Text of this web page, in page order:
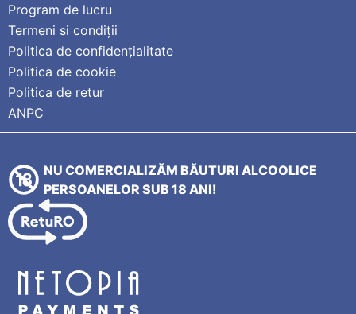
Program de lucru
Termeni si condiții
Politica de confidențialitate
Politica de cookie
Politica de retur
ANPC
NU COMERCIALIZĂM BĂUTURI ALCOOLICE
PERSOANELOR SUB 18 ANI!